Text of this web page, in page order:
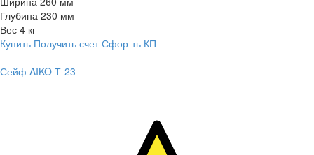
Глубина 230 мм
Вес 4 кг
Купить Получить счет Сфор-ть КП
Сейф AIKO Т-23